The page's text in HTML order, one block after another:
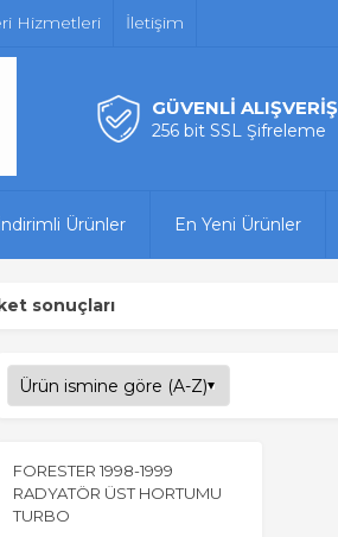
Hizmetleri İletişim
GÜVENLİ ALIŞVERİŞ
256 bit SSL Şifreleme
Ürünler En Yeni Ürünler
sonuçları
FORESTER 1998-1999
RADYATÖR ÜST HORTUMU
TURBO